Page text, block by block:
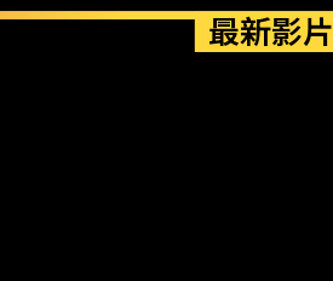
最新影片